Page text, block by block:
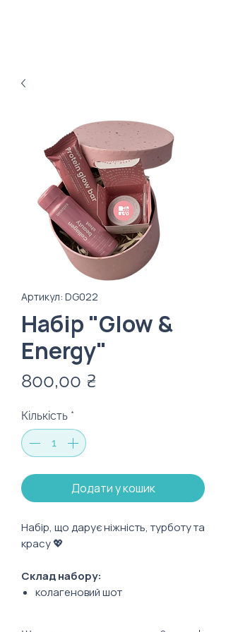
Артикул: DG022
Набір "Glow &
Energy"
800,00 ₴
Кількість *
Додати у кошик
Набір, що дарує ніжність, турботу та
красу 💖
Склад набору:
колагеновий шот